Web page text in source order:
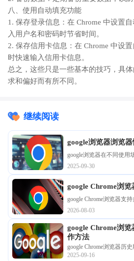
八、使用自动填充功能
1. 保存登录信息：在 Chrome 中设置
入用户名和密码时节省时间。
2. 保存信用卡信息：在 Chrome 中设
时快速输入信用卡信息。
总之，这些只是一些基本的技巧，具
求和偏好而有所不同。
继续阅读
google浏览器浏览
google浏览器在不同使用
通过性能测试报告可直观
化选择。
2025-09-30
google Chrome浏
google Chrome浏览器支
换和同步不同账号，实现
验。
2026-08-03
google Chrome浏
作方法
google Chrome浏览器历
导用户高效管理不同版本
2025-09-16